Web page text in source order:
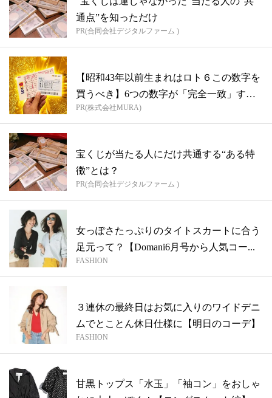
通点”を知っただけ
PR(合同会社デジタルファーム )
【昭和43年以前生まれはロト６この数字を
買うべき】6つの数字が「完全一致」する
方...
PR(株式会社MURA)
宝くじが当たる人にだけ共通する“ある特
徴”とは？
PR(合同会社デジタルファーム )
女っぽさたっぷりのタイトスカートに合う
足元って？【Domani6月号から人気コー...
FASHION
３連休の最終日はお気に入りのワイドデニ
ムでとことん休日仕様に【明日のコーデ】
FASHION
甘黒トップス「水玉」「袖コン」をおしゃ